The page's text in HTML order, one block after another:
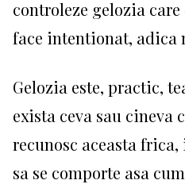
controleze gelozia
face intentionat, adica
Gelozia este, practic,
exista ceva sau cineva
recunosc aceasta
sa se comporte asa